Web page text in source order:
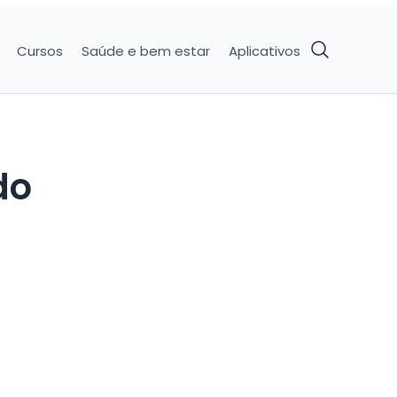
Cursos Saúde e bem estar Aplicativos